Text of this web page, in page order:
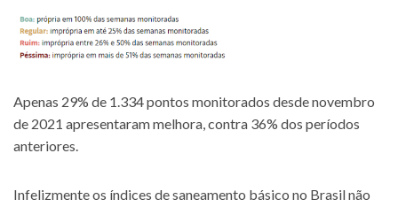
Apenas 29% de 1.334 pontos monitorados desde novembro
de 2021 apresentaram melhora, contra 36% dos períodos
anteriores.
Infelizmente os índices de saneamento básico no Brasil não